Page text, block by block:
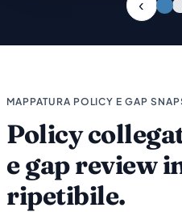
MAPPATURA POLICY E GAP
Policy
e gap review
ripetibile.